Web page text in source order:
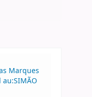
Marques